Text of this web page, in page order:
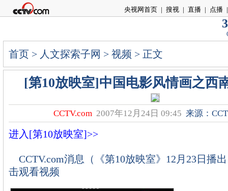
央视网首页 | 搜视 | 直播 | 点播 |
首页 > 人文探索子网 > 视频 > 正文
[第10放映室]中国电影风情画之西
CCTV.com 2007年12月24日 09:45 来源：
进入[第10放映室]>>
CCTV.com消息（《第10放映室》12月23
击观看视频